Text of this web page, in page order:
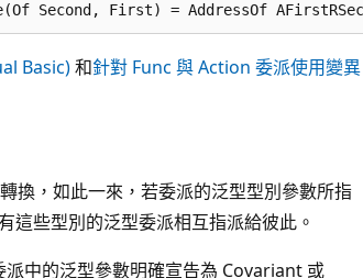
Basic)和針對 Func 與 Action 委派使用變異
換，如此一來，若委派的泛型型別參數所指
這些型別的泛型委派相互指派給彼此。
中的泛型參數明確宣告為 Covariant 或